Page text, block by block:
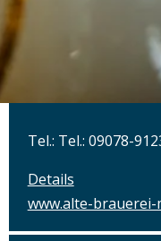
Alte Brauerei
Hilaria-Lechner-
Tel.: Tel.: 09078-
Details
www.alte-